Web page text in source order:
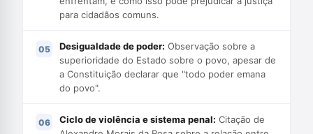
para cidadãos comuns.
Desigualdade de poder: Observação sobre a
superioridade do Estado sobre o povo, apesar de
a Constituição declarar que "todo poder emana
do povo".
Ciclo de violência e sistema penal: Citação de